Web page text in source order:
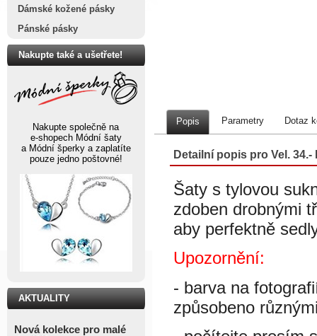
Dámské kožené pásky
Pánské pásky
Nakupte také a ušetřete!
Nakupte společně na
e-shopech Módní šaty
a Módní šperky a zaplatíte
pouze jedno poštovné!
AKTUALITY
Nová kolekce pro malé
Popis Parametry Dotaz
Detailní popis pro Vel.
Šaty s tylovou
zdoben drobnými
aby perfektně
Upozornění:
- barva na
způsobeno